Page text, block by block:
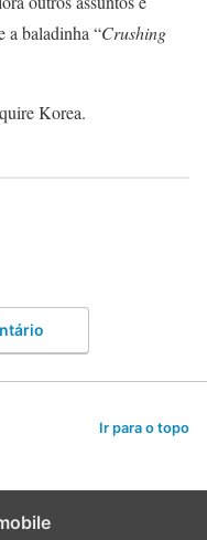
a baladinha “Crushing
Korea.
Ir para o topo